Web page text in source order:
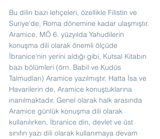
Bu dilin bazı lehçeleri, özellikle Filistin ve
Suriye'de, Roma dönemine kadar ulaşmıştır.
Aramice, MÖ 6. yüzyılda Yahudilerin
konuşma dili olarak önemli ölçüde
İbranice'nin yerini aldığı gibi, Kutsal Kitabın
bazı bölümleri (örn. Babil ve Kudüs
Talmudları) Aramice yazılmıştır. Hatta İsa ve
Havarilerin de, Aramice konuştuklarına
inanılmaktadır. Genel olarak halk arasında
Aramice günlük konuşma dili olarak
kullanılırken, İbranice din, devlet ve üst
sınıfın yazı dili olarak kullanımaya devam